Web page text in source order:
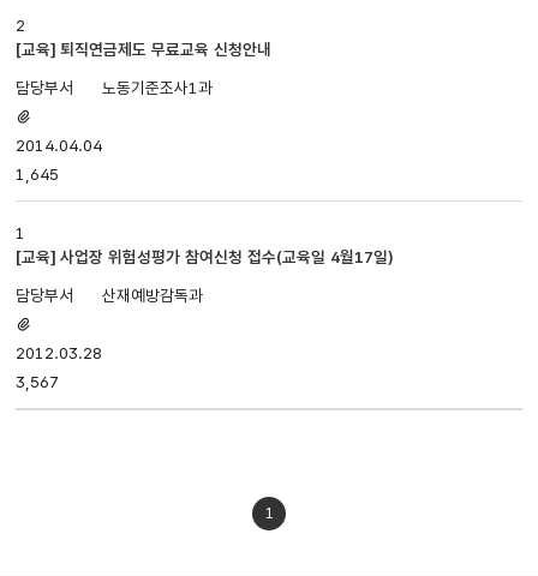
2
[교육] 퇴직연금제도 무료교육 신청안내
노동기준조사1과
있음
2014.04.04
1,645
1
[교육] 사업장 위험성평가 참여신청 접수(교육일 4월17일)
산재예방감독과
있음
2012.03.28
3,567
1